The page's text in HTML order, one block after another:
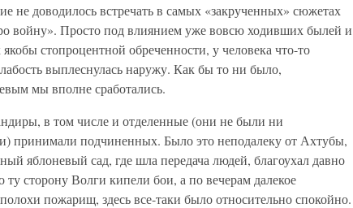
не доводилось встречать в самых «закрученных» сюжетах
войну». Просто под влиянием уже вовсю ходивших былей и
стопроцентной обреченности, у человека что-то
выплеснулась наружу. Как бы то ни было,
мы вполне сработались.
в том числе и отделенные (они не были ни
принимали подчиненных. Было это неподалеку от Ахтубы,
яблоневый сад, где шла передача людей, благоухал давно
сторону Волги кипели бои, а по вечерам далекое
пожарищ, здесь все-таки было относительно спокойно.